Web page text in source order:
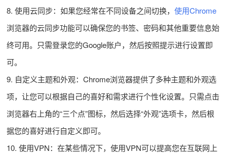
8. 使用云同步：如果您经常在不同设备之间切换， 使用Chrome
浏览器的云同步功能可以确保您的书签、密码和其他重要信息始
终可用。只需登录您的Google账户，然后按照提示进行设置即
可。
9. 自定义主题和外观：Chrome浏览器提供了多种主题和外观选
项，让您可以根据自己的喜好和需求进行个性化设置。只需点击
浏览器右上角的“三个点”图标，然后选择“外观”选项卡，然后根
据您的喜好进行自定义即可。
10. 使用VPN：在某些情况下，使用VPN可以提高您在互联网上